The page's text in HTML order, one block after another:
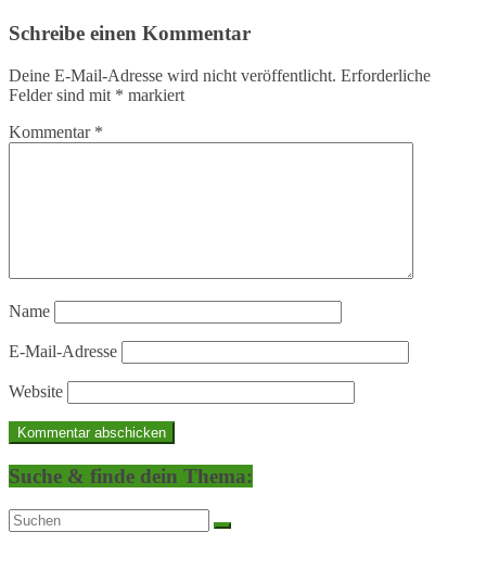
Schreibe einen Kommentar
Deine E-Mail-Adresse wird nicht veröffentlicht. Erforderliche
Felder sind mit * markiert
Kommentar *
Name
E-Mail-Adresse
Website
Suche & finde dein Thema: